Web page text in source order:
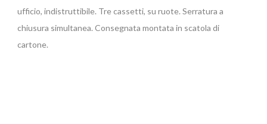
LINUX 8080 –
ufficio, indistruttibile. Tre cassetti, su ruote. Serratura a
chiusura simultanea. Consegnata montata in scatola di
cartone.